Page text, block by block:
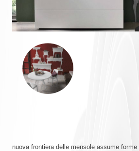
Tavoli e Sedie
Oggettistica per la Casa: Dettagli
Mobili da giardino
SERVIZI
nuova frontiera delle mensole assume